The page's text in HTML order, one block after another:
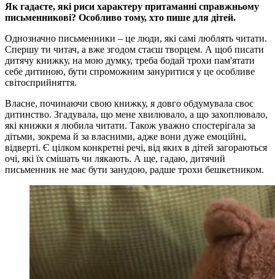
Як гадаєте, які риси характеру притаманні справжньому
письменникові? Особливо тому, хто пише для дітей.
Однозначно письменники – це люди, які самі люблять читати.
Спершу ти читач, а вже згодом стаєш творцем. А щоб писати
дитячу книжку, на мою думку, треба бодай трохи пам'ятати
себе дитиною, бути спроможним зануритися у це особливе
світосприйняття.
Власне, починаючи свою книжку, я довго обдумувала своє
дитинство. Згадувала, що мене хвилювало, а що захоплювало,
які книжки я любила читати. Також уважно спостерігала за
дітьми, зокрема й за власними, адже вони дуже емоційні,
відверті. Є цілком конкретні речі, від яких в дітей загораються
очі, які їх смішать чи лякають. А ще, гадаю, дитячий
письменник не має бути занудою, радше трохи бешкетником.